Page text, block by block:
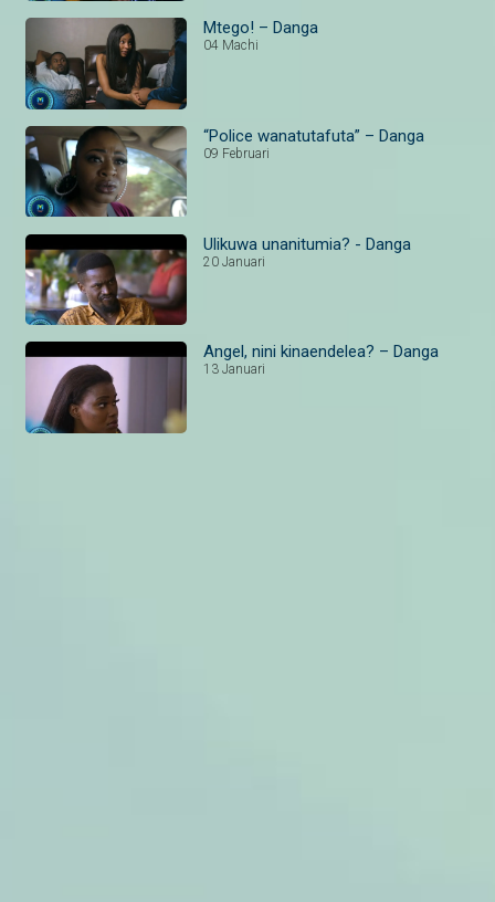
Mtego! – Danga
04 Machi
“Police wanatutafuta” – Danga
09 Februari
Ulikuwa unanitumia? - Danga
20 Januari
Angel, nini kinaendelea? – Danga
13 Januari